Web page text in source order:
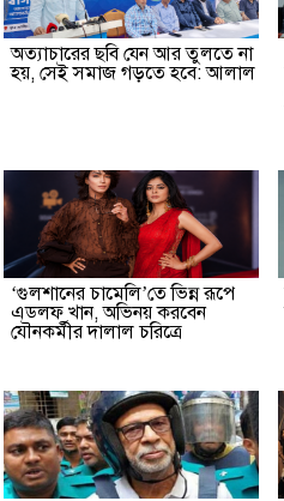
অত্যাচারের ছবি যেন আর তুলতে না
হয়, সেই সমাজ গড়তে হবে: আলাল
‘গুলশানের চামেলি’তে ভিন্ন রূপে
এডলফ খান, অভিনয় করবেন
যৌনকর্মীর দালাল চরিত্রে